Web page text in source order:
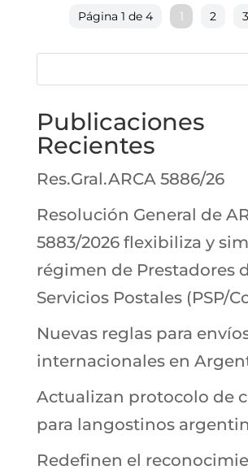
Página 1 de 4 1 2 3
Publicaciones
Recientes
Res.Gral.ARCA 5886/26
Resolución General de
5883/2026 flexibiliza y
régimen de Prestadores
Servicios Postales (PSP/
Nuevas reglas para
internacionales en
Actualizan protocolo de
para langostinos
Redefinen el